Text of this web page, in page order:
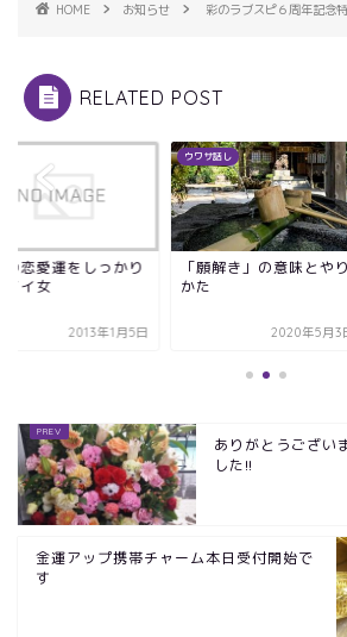
HOME お知らせ 彩のラブスピ６周年記念
RELATED POST
の恋愛運をしっかり
イイ女
2013年1月5日
ウワサ話し
「願解き」の意味とやり
かた
2020年5月3
ありがとうござい
した!!
金運アップ携帯チャーム本日受付開始で
す